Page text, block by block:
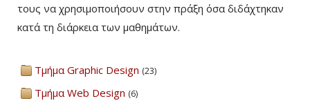
τους να χρησιμοποιήσουν στην πράξη όσα διδάχτηκαν
κατά τη διάρκεια των μαθημάτων.
Τμήμα Graphic Design (23)
Τμήμα Web Design (6)